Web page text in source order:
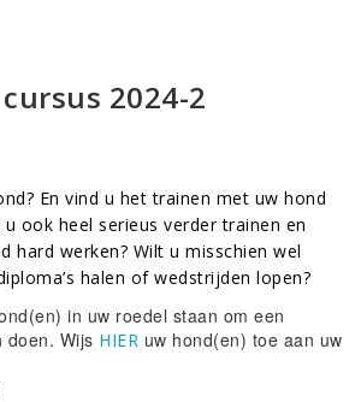
2024-2
En vind u het trainen met uw hond
ook heel serieus verder trainen en
hard werken? Wilt u misschien wel
halen of wedstrijden lopen?
in uw roedel staan om een
doen. Wijs HIER uw hond(en) toe aan uw